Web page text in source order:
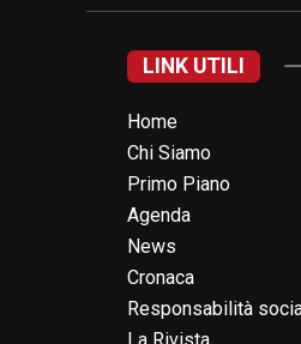
LINK UTILI
Home
Chi Siamo
Primo Piano
Agenda
News
Cronaca
Responsabilità